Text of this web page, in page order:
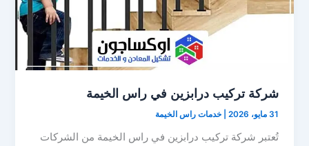
شركة تركيب درابزين في راس الخيمة
31 مايو، 2026 |خدمات راس الخيمة
تُعتبر شركة تركيب درابزين في راس الخيمة من الشركات